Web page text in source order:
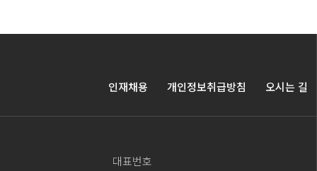
인재채용 개인정보취급방침 오시는 길
대표번호